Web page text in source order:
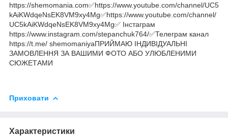
https://shemomania.com✅https://www.youtube.com/channel/UC5
kAiKWdqeNsEK8VM9xy4Mg✅https://www.youtube.com/channel/
UC5kAiKWdqeNsEK8VM9xy4Mg✅ Інстаграм
https://www.instagram.com/stepanchuk764/✅Телеграм канал
https://t.me/ shemomaniyaПРИЙМАЮ ІНДИВІДУАЛЬНІ
ЗАМОВЛЕННЯ ЗА ВАШИМИ ФОТО АБО УЛЮБЛЕНИМИ
СЮЖЕТАМИ
Приховати
Характеристики